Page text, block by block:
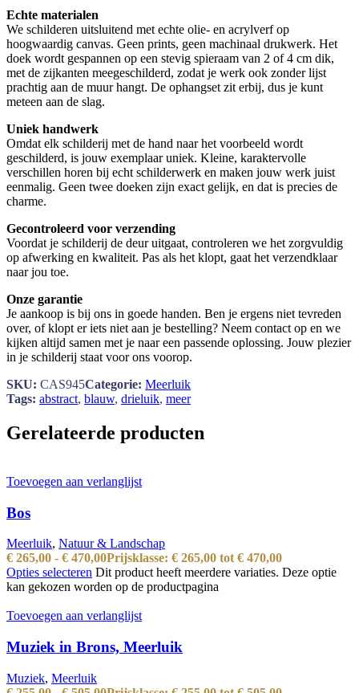
Echte materialen
We schilderen uitsluitend met echte olie- en acrylverf op
hoogwaardig canvas. Geen prints, geen machinaal drukwerk. Het
doek wordt gespannen op een stevig spieraam van 2 of 4 cm dik,
met de zijkanten meegeschilderd, zodat je werk ook zonder lijst
prachtig aan de muur hangt. De ophangset zit erbij, dus je kunt
meteen aan de slag.
Uniek handwerk
Omdat elk schilderij met de hand naar het voorbeeld wordt
geschilderd, is jouw exemplaar uniek. Kleine, karaktervolle
verschillen horen bij echt schilderwerk en maken jouw werk juist
eenmalig. Geen twee doeken zijn exact gelijk, en dat is precies de
charme.
Gecontroleerd voor verzending
Voordat je schilderij de deur uitgaat, controleren we het zorgvuldig
op afwerking en kwaliteit. Pas als het klopt, gaat het verzendklaar
naar jou toe.
Onze garantie
Je aankoop is bij ons in goede handen. Ben je ergens niet tevreden
over, of klopt er iets niet aan je bestelling? Neem contact op en we
kijken altijd samen met je naar een passende oplossing. Jouw plezier
in je schilderij staat voor ons voorop.
SKU: CAS945Categorie: Meerluik
Tags: abstract, blauw, drieluik, meer
Gerelateerde producten
Toevoegen aan verlanglijst
Bos
Meerluik, Natuur & Landschap
€ 265,00 - € 470,00Prijsklasse: € 265,00 tot € 470,00
Opties selecteren Dit product heeft meerdere variaties. Deze optie
kan gekozen worden op de productpagina
Toevoegen aan verlanglijst
Muziek in Brons, Meerluik
Muziek, Meerluik